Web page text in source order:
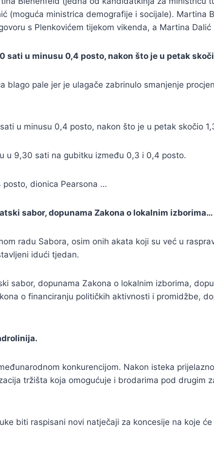
(moguća ministrica demografije i socijale). Martina
s Plenkovićem tijekom vikenda, a Martina
sati u minusu 0,4 posto, nakon što je u petak
pale jer je ulagače zabrinulo smanjenje
u minusu 0,4 posto, nakon što je u petak skočio
u 9,30 sati na gubitku između 0,3 i 0,4 posto.
dionica Pearsona …
sabor, dopunama Zakona o lokalnim izborima…
radu Sabora, osim onih akata koji su već u
idući tjedan.
sabor, dopunama Zakona o lokalnim izborima,
o financiranju političkih aktivnosti i promidžbe,
konkurencijom. Nakon isteka
tržišta koja omogućuje i brodarima pod drugim
biti raspisani novi natječaji za koncesije na koje